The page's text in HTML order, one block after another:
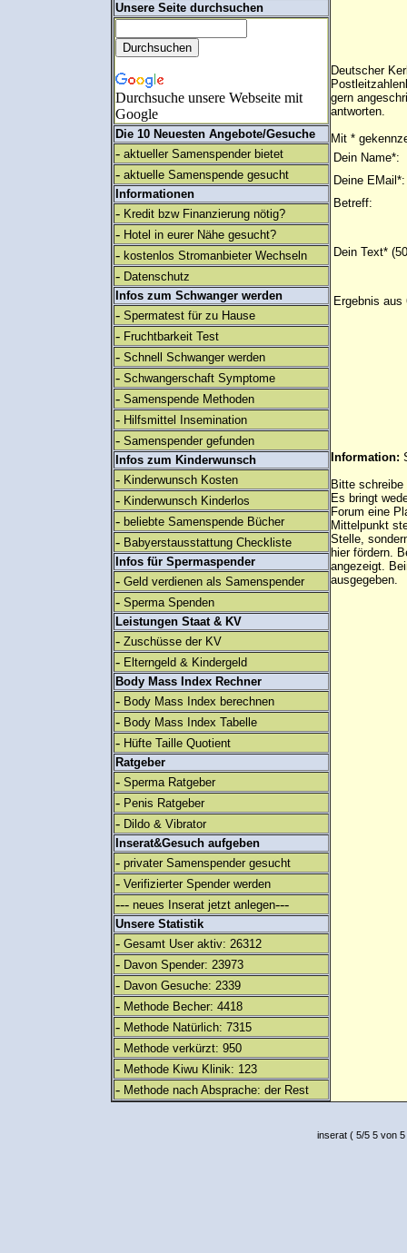
Unsere Seite durchsuchen
Durchsuche unsere Webseite mit
Google
Die 10 Neuesten Angebote/Gesuche
- aktueller Samenspender bietet
- aktuelle Samenspende gesucht
Informationen
- Kredit bzw Finanzierung nötig?
- Hotel in eurer Nähe gesucht?
- kostenlos Stromanbieter Wechseln
- Datenschutz
Infos zum Schwanger werden
- Spermatest für zu Hause
- Fruchtbarkeit Test
- Schnell Schwanger werden
- Schwangerschaft Symptome
- Samenspende Methoden
- Hilfsmittel Insemination
- Samenspender gefunden
Infos zum Kinderwunsch
- Kinderwunsch Kosten
- Kinderwunsch Kinderlos
- beliebte Samenspende Bücher
- Babyerstausstattung Checkliste
Infos für Spermaspender
- Geld verdienen als Samenspender
- Sperma Spenden
Leistungen Staat & KV
- Zuschüsse der KV
- Elterngeld & Kindergeld
Body Mass Index Rechner
- Body Mass Index berechnen
- Body Mass Index Tabelle
- Hüfte Taille Quotient
Ratgeber
- Sperma Ratgeber
- Penis Ratgeber
- Dildo & Vibrator
Inserat&Gesuch aufgeben
- privater Samenspender gesucht
- Verifizierter Spender werden
--- neues Inserat jetzt anlegen---
Unsere Statistik
- Gesamt User aktiv: 26312
- Davon Spender: 23973
- Davon Gesuche: 2339
- Methode Becher: 4418
- Methode Natürlich: 7315
- Methode verkürzt: 950
- Methode Kiwu Klinik: 123
- Methode nach Absprache: der Rest
Deutscher
gern
antworten.
Mit *
Dein Name*:
Deine EMail*:
Betreff:
Dein Text*
Ergebnis aus
Information:
Bitte
Es bringt
Forum eine
Mittelpunkt
Stelle,
hier fördern.
angezeigt.
ausgegeben.
inserat( 5/5 5 von 5